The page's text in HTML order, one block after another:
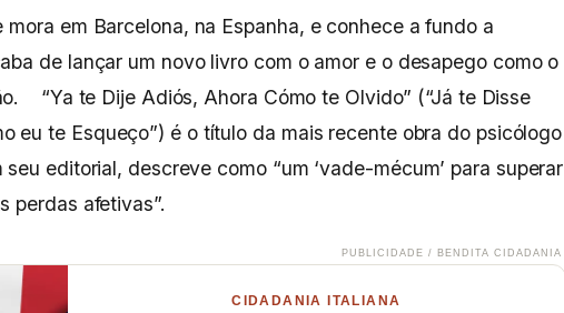
mora em Barcelona, na Espanha, e conhece a fundo a
de lançar um novo livro com o amor e o desapego como o
“Ya te Dije Adiós, Ahora Cómo te Olvido” (“Já te Disse
eu te Esqueço”) é o título da mais recente obra do psicólogo
editorial, descreve como “um ‘vade-mécum’ para superar
perdas afetivas”.
PUBLICIDADE / BENDITA CIDADANIA
CIDADANIA ITALIANA